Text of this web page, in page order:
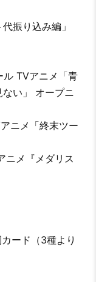
振り込み編」
ル TVアニメ「青
い」 オープニ
ニメ「終末ツー
ニメ『メダリス
ード（3種より